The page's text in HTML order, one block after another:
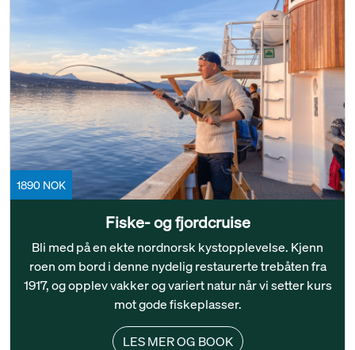
1890 NOK
Fiske- og fjordcruise
Bli med på en ekte nordnorsk kystopplevelse. Kjenn
roen om bord i denne nydelig restaurerte trebåten fra
1917, og opplev vakker og variert natur når vi setter kurs
mot gode fiskeplasser.
LES MER OG BOOK